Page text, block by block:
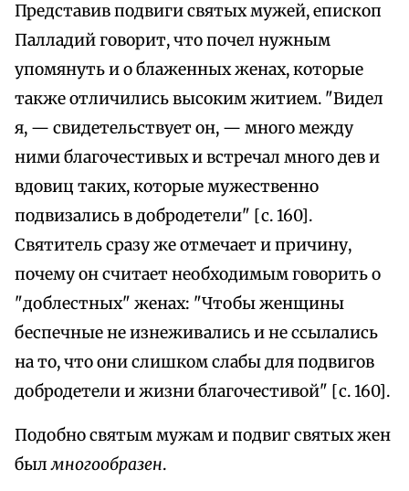
Представив подвиги святых мужей, епископ
Палладий говорит, что почел нужным
упомянуть и о блаженных женах, которые
также отличились высоким житием. "Видел
я, — свидетельствует он, — много между
ними благочестивых и встречал много дев и
вдовиц таких, которые мужественно
подвизались в добродетели" [с. 160].
Святитель сразу же отмечает и причину,
почему он считает необходимым говорить о
"доблестных" женах: "Чтобы женщины
беспечные не изнеживались и не ссылались
на то, что они слишком слабы для подвигов
добродетели и жизни благочестивой" [с. 160].
Подобно святым мужам и подвиг святых жен
былмногообразен.